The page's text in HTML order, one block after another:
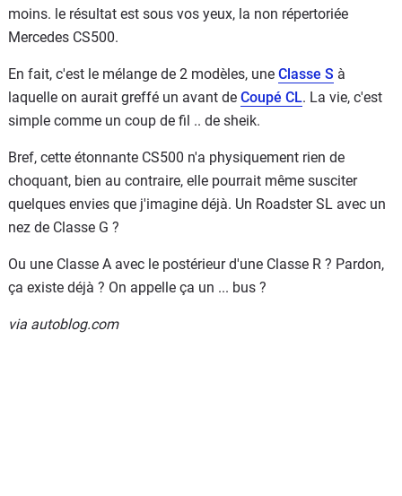
moins. le résultat est sous vos yeux, la non répertoriée
Mercedes CS500.
En fait, c'est le mélange de 2 modèles, une Classe S à
laquelle on aurait greffé un avant de Coupé CL. La vie, c'est
simple comme un coup de fil .. de sheik.
Bref, cette étonnante CS500 n'a physiquement rien de
choquant, bien au contraire, elle pourrait même susciter
quelques envies que j'imagine déjà. Un Roadster SL avec un
nez de Classe G ?
Ou une Classe A avec le postérieur d'une Classe R ? Pardon,
ça existe déjà ? On appelle ça un ... bus ?
via autoblog.com